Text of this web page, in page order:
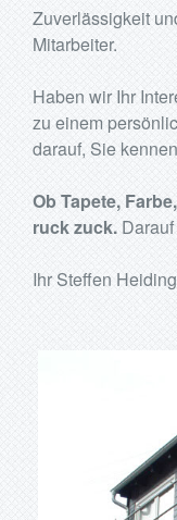
Zuverlässigkeit
Mitarbeiter.
Haben wir Ihr
zu einem
darauf, Sie
Ob Tapete,
ruck zuck.
Ihr Steffen